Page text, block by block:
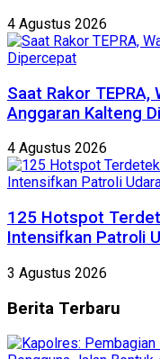
4 Agustus 2026
Saat Rakor
Anggaran Kalteng
4 Agustus 2026
125 Hotspot
Intensifkan Patroli
3 Agustus 2026
Berita Terbaru